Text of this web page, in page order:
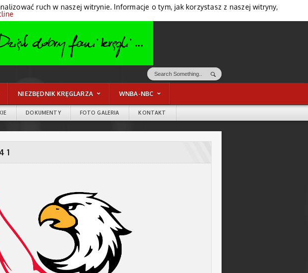
NIEZBĘDNIK KRĘGLARZA WNBA-NBC
DOKUMENTY FOTO GALERIA KONTAKT
1
ruch w naszej witrynie. Informacje o tym, jak korzystasz z naszej witryny,